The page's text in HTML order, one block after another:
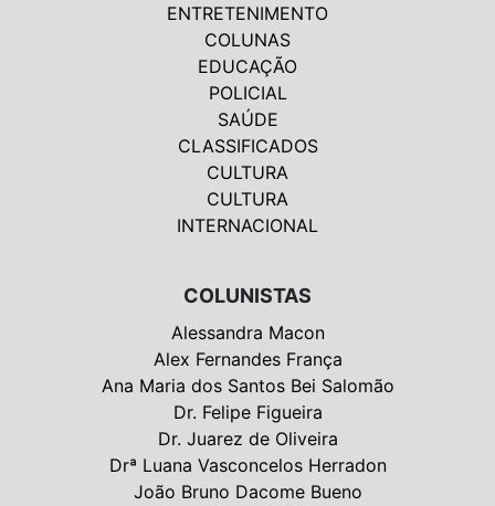
ENTRETENIMENTO
COLUNAS
EDUCAÇÃO
POLICIAL
SAÚDE
CLASSIFICADOS
CULTURA
CULTURA
INTERNACIONAL
COLUNISTAS
Alessandra Macon
Alex Fernandes França
Ana Maria dos Santos Bei Salomão
Dr. Felipe Figueira
Dr. Juarez de Oliveira
Drª Luana Vasconcelos Herradon
João Bruno Dacome Bueno